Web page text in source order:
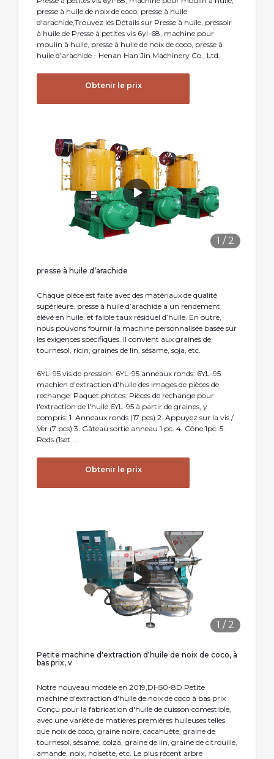
presse à huile de noix de coco, presse à huile
d′arachide,Trouvez les Détails sur Presse à huile, pressoir
à huile de Presse à petites vis 6yl-68, machine pour
moulin à huile, presse à huile de noix de coco, presse à
huile d′arachide - Henan Han Jin Machinery Co., Ltd.
Obtenir le prix
1 / 2
presse à huile d’arachide
Chaque pièce est faite avec des matériaux de qualité
supérieure. presse à huile d’arachide a un rendement
élevé en huile, et faible taux résiduel d’huile. En outre,
nous pouvons fournir la machine personnalisée basée sur
les exigences spécifiques. Il convient aux graines de
tournesol, ricin, graines de lin, sésame, soja, etc.
6YL-95 vis de pression: 6YL-95 anneaux ronds: 6YL-95
machien d'extraction d'huile des images de pièces de
rechange: Paquet photos: Pièces de rechange pour
l'extraction de l'huile 6YL-95 à partir de graines, y
compris: 1. Anneaux ronds (17 pcs) 2. Appuyez sur la vis /
Ver (7 pcs) 3. Gâteau sortie anneau 1 pc. 4. Cône 1pc. 5.
Rods (1set ...
Obtenir le prix
1 / 2
Petite machine d'extraction d'huile de noix de coco, à
bas prix, v
Notre nouveau modèle en 2019,DH50-8D Petite
machine d'extraction d'huile de noix de coco à bas prix
Conçu pour la fabrication d'huile de cuisson comestible,
avec une variété de matières premières huileuses telles
que noix de coco, graine noire, cacahuète, graine de
tournesol, sésame, colza, graine de lin, graine de citrouille,
amande, noix, noisette, etc. Le plus récent arbre